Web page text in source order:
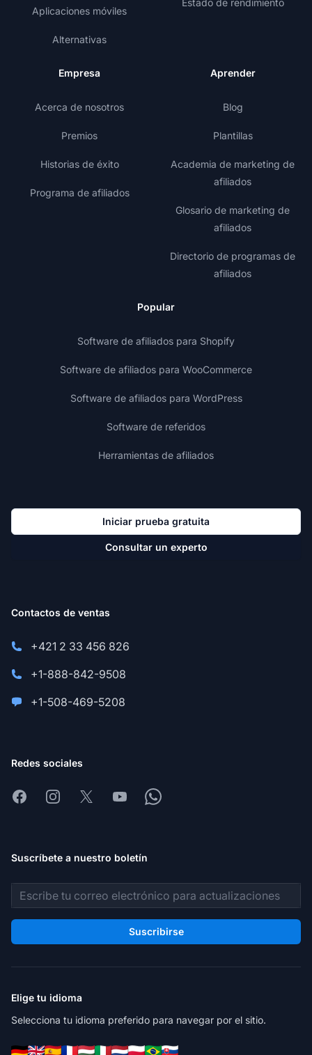
Aplicaciones móviles
Alternativas
Estado de rendimiento
Empresa
Acerca de nosotros
Premios
Historias de éxito
Programa de afiliados
Aprender
Blog
Plantillas
Academia de marketing de
afiliados
Glosario de marketing de
afiliados
Directorio de programas de
afiliados
Popular
Software de afiliados para Shopify
Software de afiliados para WooCommerce
Software de afiliados para WordPress
Software de referidos
Herramientas de afiliados
Iniciar prueba gratuita
Consultar un experto
Contactos de ventas
+421 2 33 456 826
+1-888-842-9508
+1-508-469-5208
Redes sociales
FacebookInstagram
X YoutubeWhatsapp
Suscríbete a nuestro boletín
Dirección de correo electrónico
Suscribirse
Elige tu idioma
Selecciona tu idioma preferido para navegar por el sitio.